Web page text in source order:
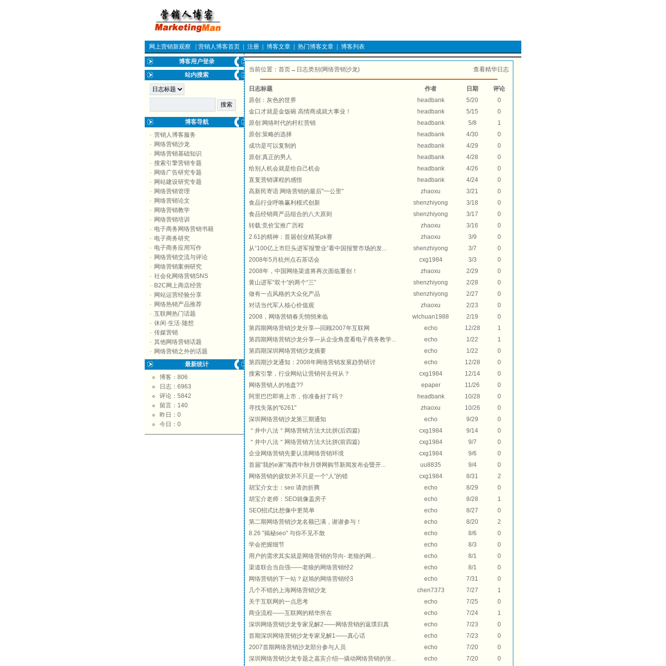
网上营销新观察 营销人博客首页 注册 博客文章 热门博客文章 博客列表
博客用户登录
站内搜索
博客导航
· 营销人博客服务
· 网络营销沙龙
· 网络营销基础知识
· 搜索引擎营销专题
· 网络广告研究专题
· 网站建设研究专题
· 网络营销管理
· 网络营销论文
· 网络营销教学
· 网络营销培训
· 电子商务网络营销书籍
· 电子商务研究
· 电子商务应用写作
· 网络营销交流与评论
· 网络营销案例研究
· 社会化网络营销SNS
· B2C网上商店经营
· 网站运营经验分享
· 网络热销产品推荐
· 互联网热门话题
· 休闲·生活·随想
· 传媒营销
· 其他网络营销话题
· 网络营销之外的话题
最新统计
博客：806
日志：6963
评论：5842
留言：140
昨日：0
今日：0
当前位置： 首页→日志类别(网络营销沙龙) 查看精华日志
日志标题 作者 日期
评论
原创：灰色的世界
headbank 5/20
0
金口才就是金饭碗 高情商成就大事业！
headbank 5/15
0
原创:网络时代的杆杠营销
headbank 5/8
1
原创:策略的选择
headbank 4/30
0
成功是可以复制的
headbank 4/29
0
原创:真正的男人
headbank 4/28
0
给别人机会就是给自己机会
headbank 4/26
0
直复营销课程的感悟
headbank 4/24
0
高新民寄语:网络营销的最后"一公里"
zhaoxu 3/21
0
食品行业呼唤赢利模式创新
shenzhiyong 3/18
0
食品经销商产品组合的八大原则
shenzhiyong 3/17
0
转载:竞价宝推广历程
zhaoxu 3/16
0
2.61的精神：首届创业精英pk赛
zhaoxu 3/9
0
从“100亿上市巨头进军报警业”看中国报警市场的发...
shenzhiyong 3/7
0
2008年5月杭州点石茶话会
cxg1984 3/3
0
2008年，中国网络渠道将再次面临重创！
zhaoxu 2/29
0
黄山进军“双十”的两个“三”
shenzhiyong 2/28
0
做有一点风格的大众化产品
shenzhiyong 2/27
0
对话当代军人核心价值观
zhaoxu 2/23
0
2008，网络营销春天悄悄来临
wlchuan1988 2/19
0
第四期网络营销沙龙分享—回顾2007年互联网
echo 12/28
1
第四期网络营销沙龙分享—从企业角度看电子商务教学...
echo 1/22
1
第四期深圳网络营销沙龙摘要
echo 1/22
0
第四期沙龙通知：2008年网络营销发展趋势研讨
echo 12/28
0
搜索引擎，行业网站让营销何去何从？
cxg1984 12/14
0
网络营销人的地盘??
epaper 11/26
0
阿里巴巴即将上市，你准备好了吗？
headbank 10/28
0
寻找失落的"6261"
zhaoxu 10/26
0
深圳网络营销沙龙第三期通知
echo 9/29
0
＂井中八法＂网络营销方法大比拼(后四篇)
cxg1984 9/14
0
＂井中八法＂网络营销方法大比拼(前四篇)
cxg1984 9/7
0
企业网络营销先要认清网络营销环境
cxg1984 9/6
0
首届“我的e家”海西中秋月饼网购节新闻发布会暨开...
uu8835 9/4
0
网络营销的疲软并不只是一个“人”的错
cxg1984 8/31
2
胡宝介女士：seo 请勿折腾
echo 8/29
0
胡宝介老师：SEO就像盖房子
echo 8/28
1
SEO招式比想像中更简单
echo 8/27
0
第二期网络营销沙龙名额已满，谢谢参与！
echo 8/20
2
8.26 "揭秘seo" 与你不见不散
echo 8/6
0
学会把握细节
echo 8/3
0
用户的需求其实就是网络营销的导向- 老狼的网...
echo 8/1
0
渠道联合当自强——老狼的网络营销经2
echo 8/1
0
网络营销的下一站？赵旭的网络营销经3
echo 7/31
0
几个不错的上海网络营销沙龙
chen7373 7/27
1
关于互联网的一点思考
echo 7/25
0
商业流程——互联网的精华所在
echo 7/24
1
深圳网络营销沙龙专家见解2——网络营销的返璞归真
echo 7/23
0
首期深圳网络营销沙龙专家见解1——真心话
echo 7/23
0
2007首期网络营销沙龙部分参与人员
echo 7/20
0
深圳网络营销沙龙专题之嘉宾介绍—撬动网络营销的张...
echo 7/20 0